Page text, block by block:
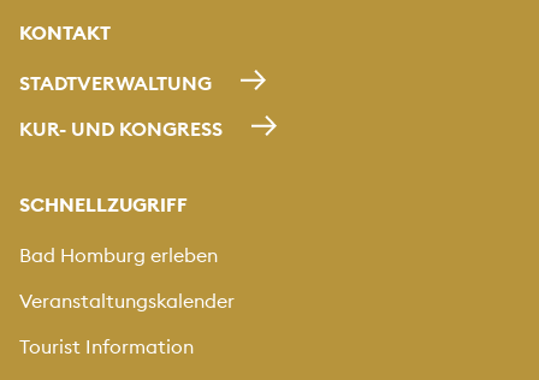
KONTAKT
STADTVERWALTUNG
KUR- UND KONGRESS
SCHNELLZUGRIFF
Bad Homburg erleben
Veranstaltungskalender
Tourist Information